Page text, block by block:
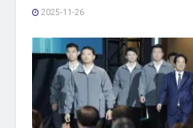
2025-11-26